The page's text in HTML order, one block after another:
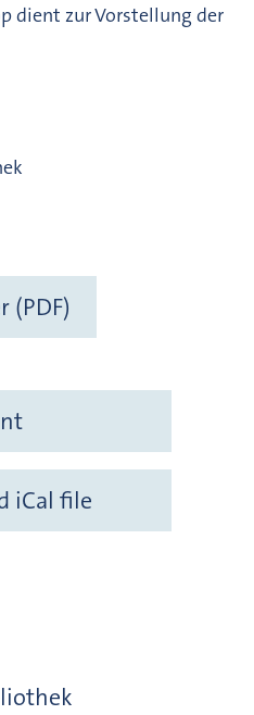
dient zur Vorstellung der
(PDF)
iCal file